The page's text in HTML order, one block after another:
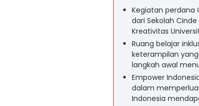
Kegiatan perdana
dari Sekolah
Kreativitas
Ruang belajar
keterampilan
langkah awal
Empower
dalam
Indonesia